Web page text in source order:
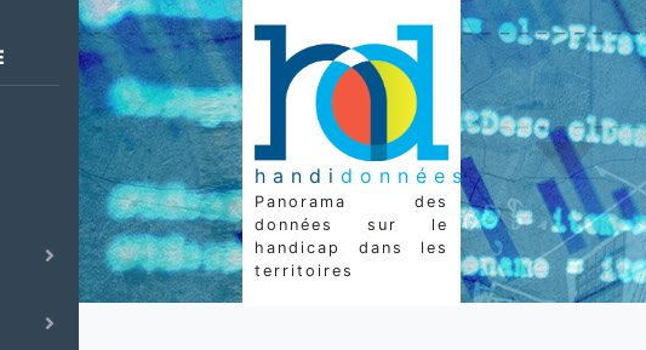
handi données
Panorama des
données sur le
handicap dans les
territoires